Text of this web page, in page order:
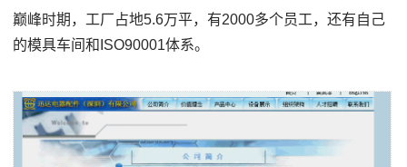
巅峰时期，工厂占地5.6万平，有2000多个员工，还有自己
的模具车间和ISO90001体系。